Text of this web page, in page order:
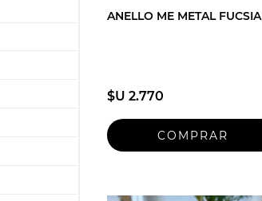
ANELLO ME METAL FUCSIA
$U 2.770